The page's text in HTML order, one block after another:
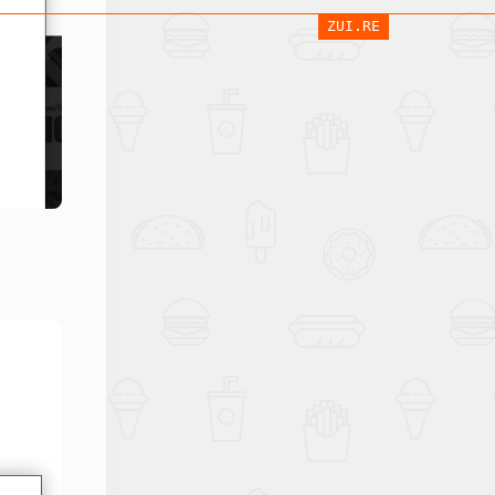
ZUI.RE